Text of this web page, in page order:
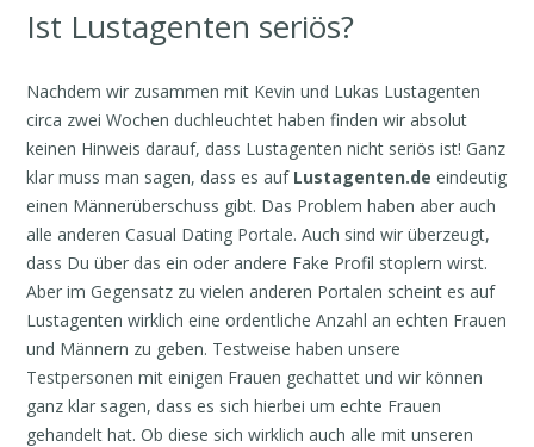
Ist Lustagenten seriös?
Nachdem wir zusammen mit Kevin und Lukas Lustagenten
circa zwei Wochen duchleuchtet haben finden wir absolut
keinen Hinweis darauf, dass Lustagenten nicht seriös ist! Ganz
klar muss man sagen, dass es auf Lustagenten.de eindeutig
einen Männerüberschuss gibt. Das Problem haben aber auch
alle anderen Casual Dating Portale. Auch sind wir überzeugt,
dass Du über das ein oder andere Fake Profil stoplern wirst.
Aber im Gegensatz zu vielen anderen Portalen scheint es auf
Lustagenten wirklich eine ordentliche Anzahl an echten Frauen
und Männern zu geben. Testweise haben unsere
Testpersonen mit einigen Frauen gechattet und wir können
ganz klar sagen, dass es sich hierbei um echte Frauen
gehandelt hat. Ob diese sich wirklich auch alle mit unseren